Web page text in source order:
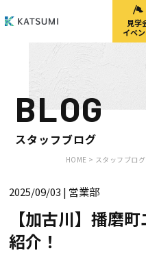
モデルハウス
来場予約
来店予約
HOME
見学
イベ
BLOG
スタッフブログ
HOME > スタッフブロ
2025/09/03 | 営業部
【加古川】播磨
紹介！